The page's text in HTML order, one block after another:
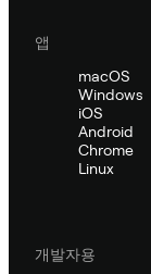
앱
macOS
Windows
iOS
Android
Chrome
Linux
개발자용